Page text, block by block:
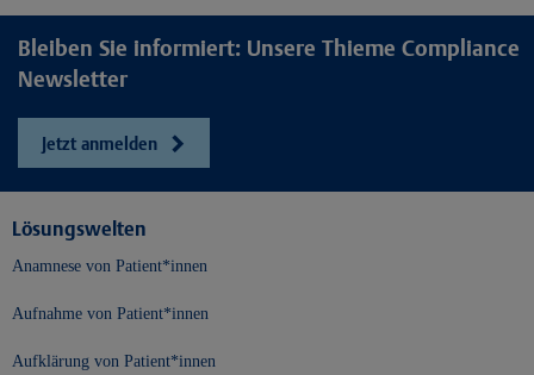
Bleiben Sie informiert: Unsere Thieme Compliance
Newsletter
Jetzt anmelden
Lösungswelten
Anamnese von Patient*innen
Aufnahme von Patient*innen
Aufklärung von Patient*innen